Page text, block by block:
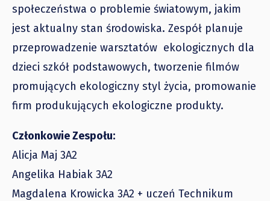
społeczeństwa o problemie światowym, jakim
jest aktualny stan środowiska. Zespół planuje
przeprowadzenie warsztatów ekologicznych dla
dzieci szkół podstawowych, tworzenie filmów
promujących ekologiczny styl życia, promowanie
firm produkujących ekologiczne produkty.
Członkowie Zespołu:
Alicja Maj 3A2
Angelika Habiak 3A2
Magdalena Krowicka 3A2 + uczeń Technikum